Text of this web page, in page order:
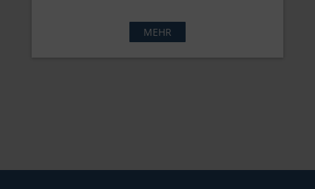
MEHR